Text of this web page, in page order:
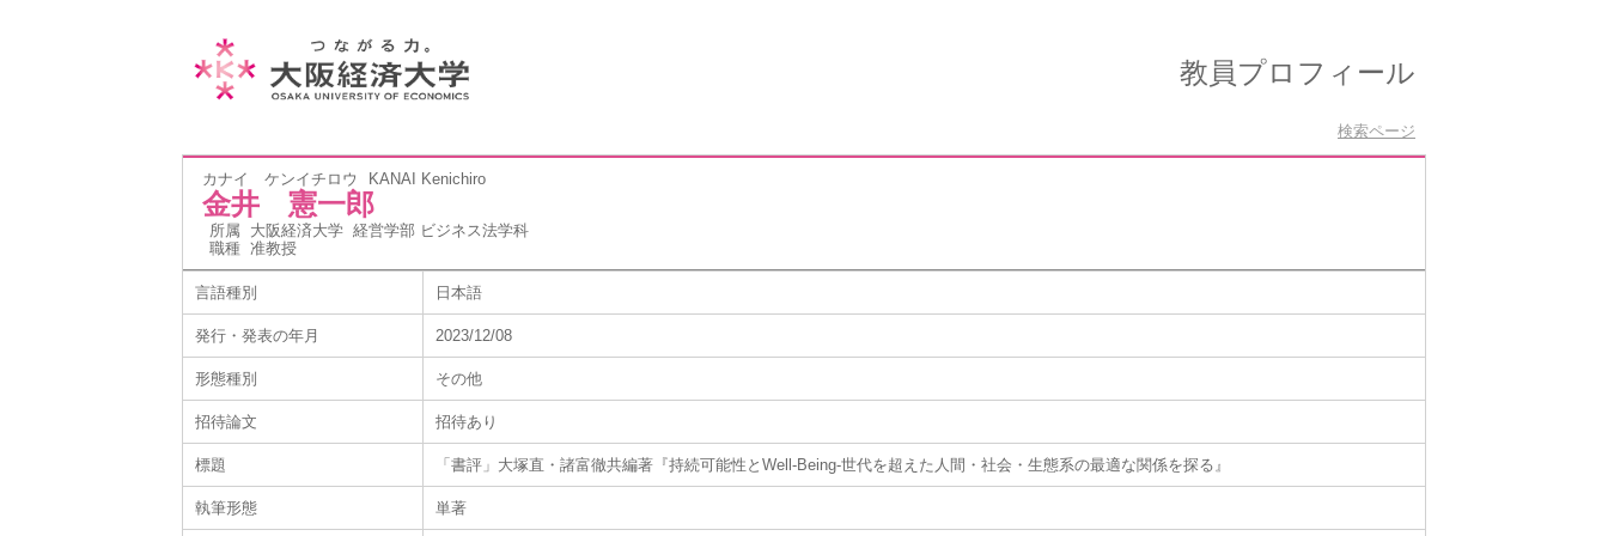
教員プロフィール
検索ページ
カナイ ケンイチロウ KANAI Kenichiro
金井 憲一郎
所属 大阪経済大学 経営学部 ビジネス法学科
職種 准教授
言語種別 日本語
発行・発表の年月 2023/12/08
形態種別 その他
招待論文 招待あり
標題 「書評」大塚直・諸富徹共編著『持続可能性とWell-Being-世代を超えた人間・社会・生態系の最適な関係を探る』
執筆形態 単著